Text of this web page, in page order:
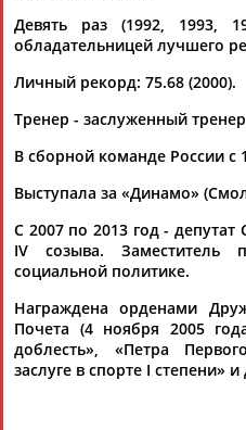
АБДУЛАЕВ
АБДУЛАЕВ
Камалудин
АБДУЛДАУДОВ
ЕЩЁ
ТАБЛО АКТИВНОСТИ
Девять раз (1992, 1993,
обладательницей лучшего
Личный рекорд: 75.68 (2000).
Тренер - заслуженный
В сборной команде России с
Выступала за «Динамо»
С 2007 по 2013 год -
IV созыва. Заместитель
социальной политике.
Награждена орденами
Почета (4 ноября 2005
доблесть», «Петра
заслуге в спорте I степени»